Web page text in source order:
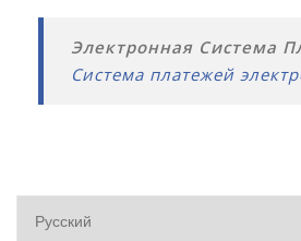
Электронная Система
Система платежей